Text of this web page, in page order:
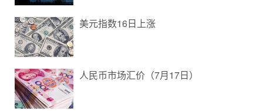
美元指数16日上涨
人民币市场汇价（7月17日）